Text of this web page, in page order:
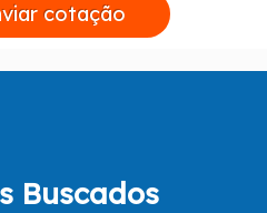
cotação
Buscados